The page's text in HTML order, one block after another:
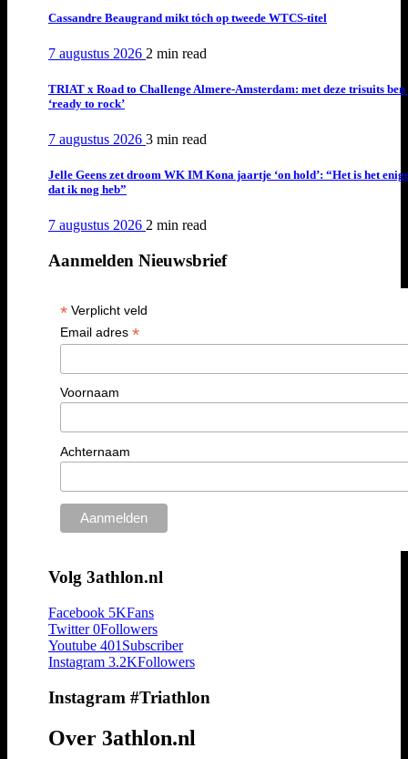
Cassandre Beaugrand mikt tóch op tweede WTCS-titel
7 augustus 2026 2 min read
TRIAT x Road to Challenge Almere-Amsterdam: met deze trisuits ben
‘ready to rock’
7 augustus 2026 3 min read
Jelle Geens zet droom WK IM Kona jaartje ‘on hold’: “Het is het
dat ik nog heb”
7 augustus 2026 2 min read
Aanmelden Nieuwsbrief
*Verplicht veld
Email adres *
Voornaam
Achternaam
Volg 3athlon.nl
Facebook 5KFans
Twitter 0Followers
Youtube 401 Subscriber
Instagram 3.2KFollowers
Instagram #Triathlon
Over 3athlon.nl